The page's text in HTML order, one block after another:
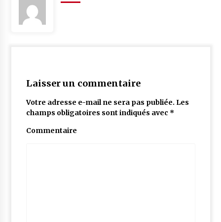
Laisser un commentaire
Votre adresse e-mail ne sera pas publiée. Les
champs obligatoires sont indiqués avec *
Commentaire